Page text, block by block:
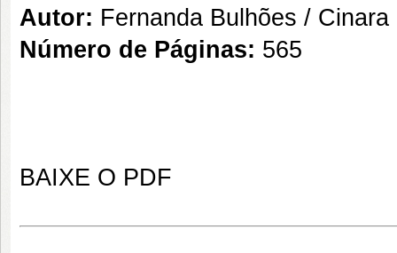
Autor: Fernanda Bulhões /
Número de Páginas: 565
BAIXE O PDF